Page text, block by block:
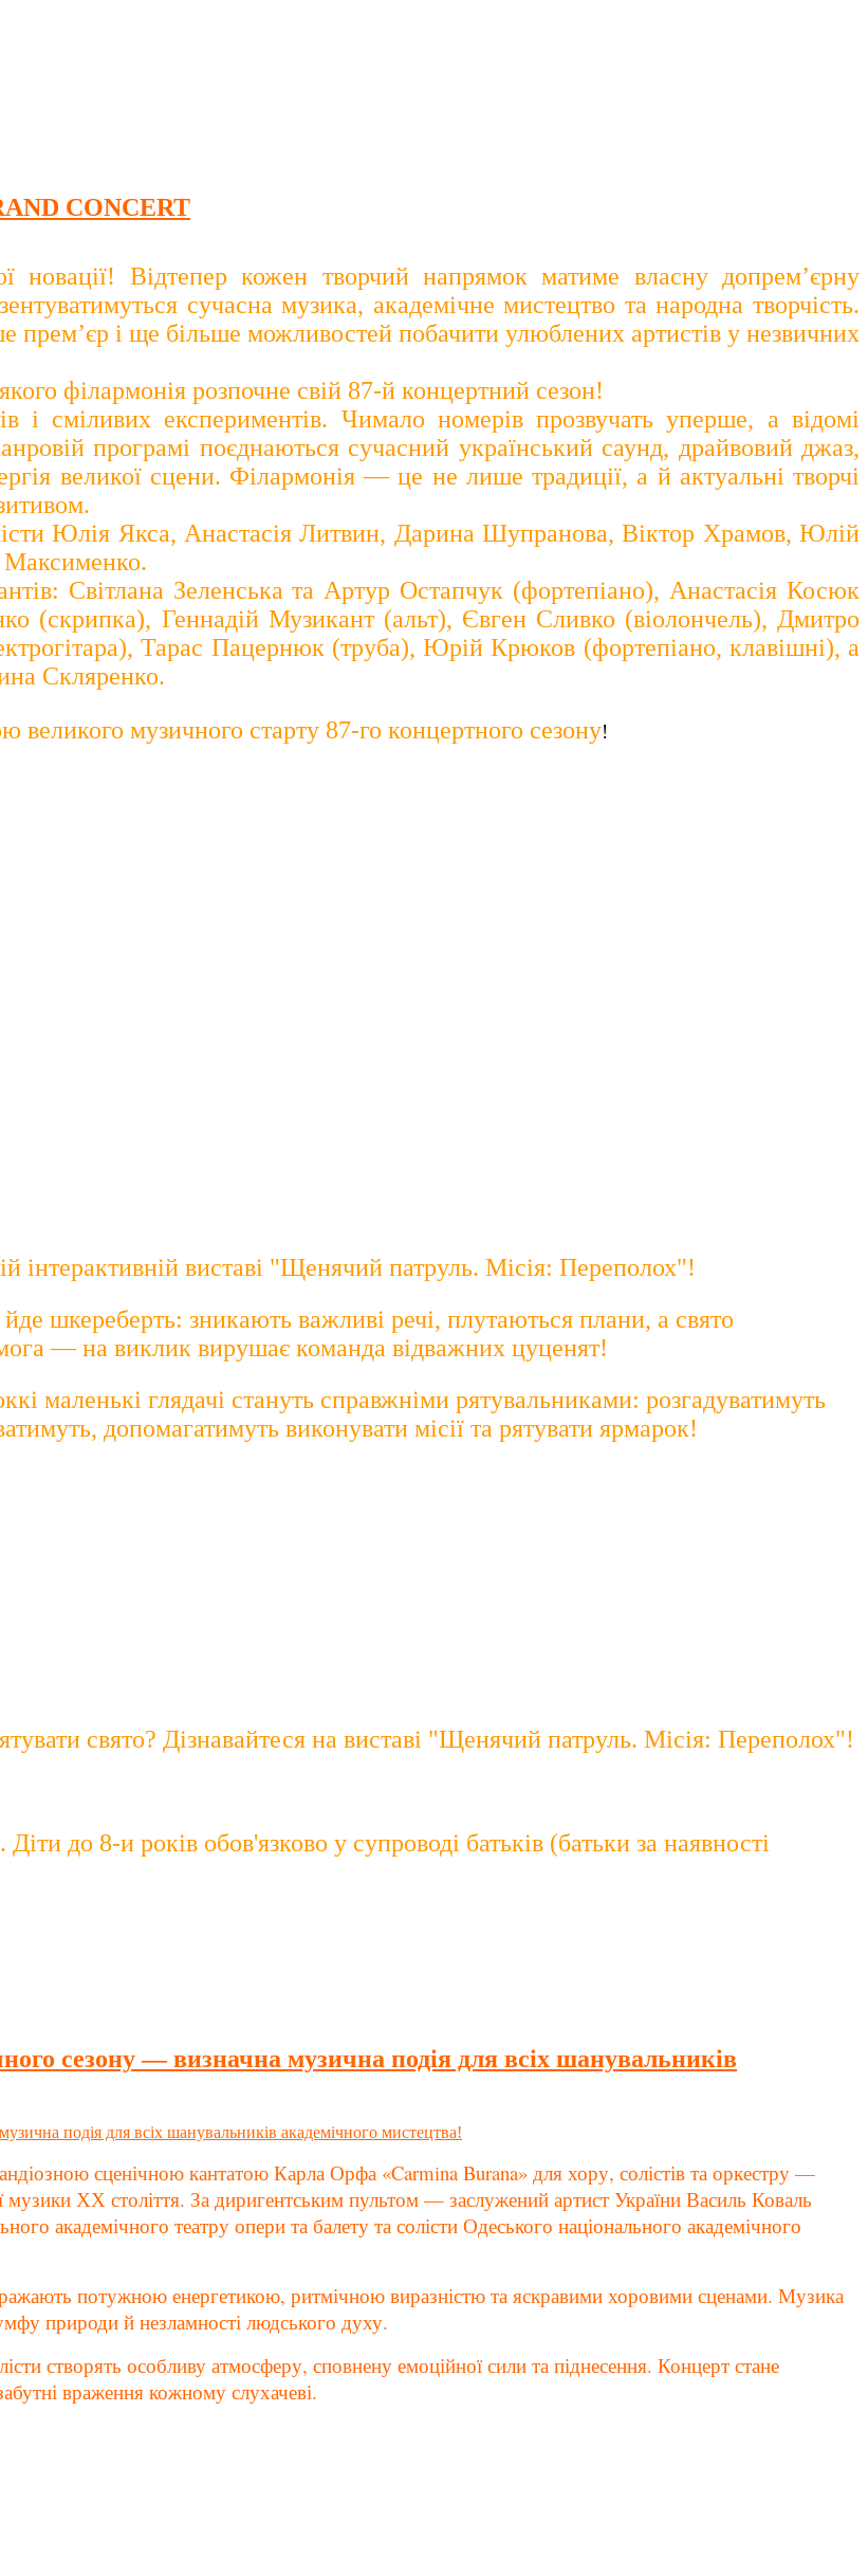
CONCERT
новації! Відтепер кожен творчий напрямок матиме власну допрем’єрну
сучасна музика, академічне мистецтво та народна творчість.
прем’єр і ще більше можливостей побачити улюблених артистів у незвичних
філармонія розпочне свій 87-й концертний сезон!
і сміливих експериментів. Чимало номерів прозвучать уперше, а відомі
програмі поєднаються сучасний український саунд, драйвовий джаз,
великої сцени. Філармонія — це не лише традиції, а й актуальні творчі
Юлія Якса, Анастасія Литвин, Дарина Шупранова, Віктор Храмов, Юлій
Максименко.
Світлана Зеленська та Артур Остапчук (фортепіано), Анастасія Косюк
(скрипка), Геннадій Музикант (альт), Євген Сливко (віолончель), Дмитро
Тарас Пацернюк (труба), Юрій Крюков (фортепіано, клавішні), а
Скляренко.
музичного старту 87-го концертного сезону!
інтерактивній виставі "Щенячий патруль. Місія: Переполох"!
шкереберть: зникають важливі речі, плутаються плани, а свято
— на виклик вирушає команда відважних цуценят!
маленькі глядачі стануть справжніми рятувальниками: розгадуватимуть
допомагатимуть виконувати місії та рятувати ярмарок!
свято? Дізнавайтеся на виставі "Щенячий патруль. Місія: Переполох"!
до 8-и років обов'язково у супроводі батьків (батьки за наявності
сезону — визначна музична подія для всіх шанувальників
сценічною кантатою Карла Орфа «Carmina Burana» для хору, солістів та оркестру —
ХХ століття. За диригентським пультом — заслужений артист України Василь Коваль
академічного театру опери та балету та солісти Одеського національного академічного
потужною енергетикою, ритмічною виразністю та яскравими хоровими сценами. Музика
природи й незламності людського духу.
створять особливу атмосферу, сповнену емоційної сили та піднесення. Концерт стане
враження кожному слухачеві.